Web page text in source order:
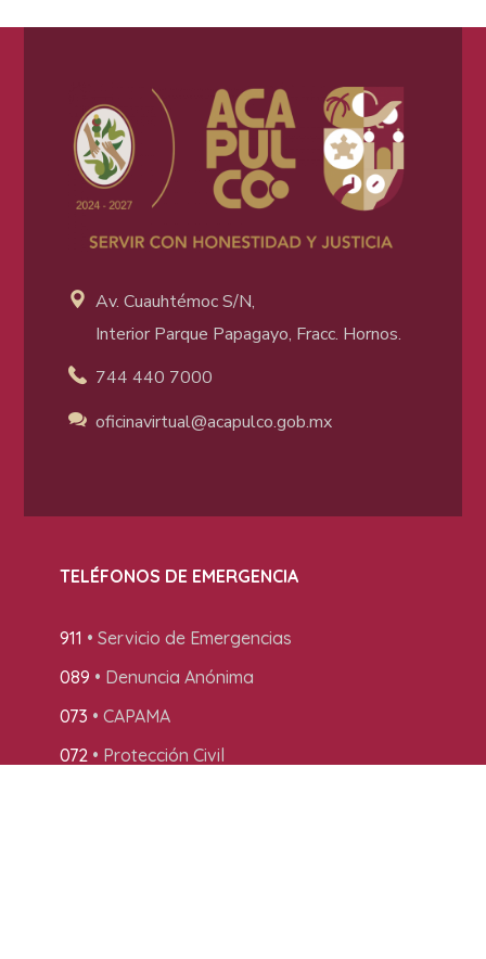
Av. Cuauhtémoc S/N,
Interior Parque Papagayo, Fracc. Hornos.
744 440 7000
oficinavirtual@acapulco.gob.mx
TELÉFONOS DE EMERGENCIA
911 • Servicio de Emergencias
089 • Denuncia Anónima
073 • CAPAMA
072 • Protección Civil